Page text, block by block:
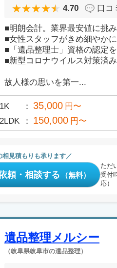
4.70 口コ
■明朗会計。業界最安値に挑み
■女性スタッフがきめ細やかに
■「遺品整理士」資格の認定
■新型コロナウイルス対策済み
故人様の思いを第一...
1K 35,000 円〜
2LDK
150,000 円〜
相見積もりも承ります
頼・相談する （無料）
ただ
受付
応）
遺品整理メルシー
（岐阜県岐阜市の遺品整理）